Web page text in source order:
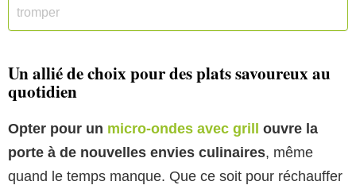
tromper
Un allié de choix pour des plats savoureux au
quotidien
Opter pour un micro-ondes avec grill
ouvre la
porte à de nouvelles envies culinaires, même
quand le temps manque. Que ce soit pour réchauffer